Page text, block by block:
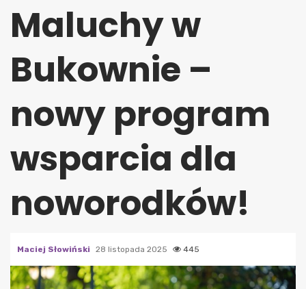
Maluchy w
Bukownie –
nowy program
wsparcia dla
noworodków!
Maciej Słowiński 28 listopada 2025 445